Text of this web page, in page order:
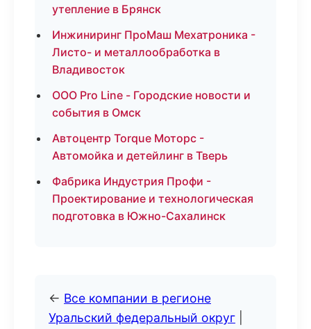
утепление в Брянск
Инжиниринг ПроМаш Мехатроника -
Листо- и металлообработка в
Владивосток
ООО Pro Line - Городские новости и
события в Омск
Автоцентр Torque Моторс -
Автомойка и детейлинг в Тверь
Фабрика Индустрия Профи -
Проектирование и технологическая
подготовка в Южно-Сахалинск
← Все компании в регионе
Уральский федеральный округ